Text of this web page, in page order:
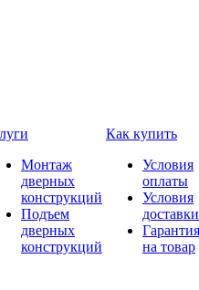
Монтаж
дверных
конструкций
Подъем
дверных
конструкций
Как купить
Условия
оплаты
Условия
доставки
Гарантия
на товар